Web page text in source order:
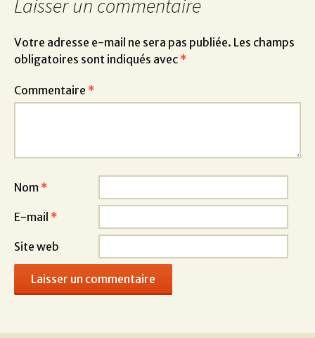
Laisser un commentaire
Votre adresse e-mail ne sera pas publiée. Les champs
obligatoires sont indiqués avec *
Commentaire *
Nom *
E-mail *
Site web